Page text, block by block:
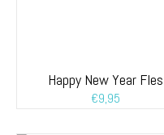
Happy New Year Fles
€9,95